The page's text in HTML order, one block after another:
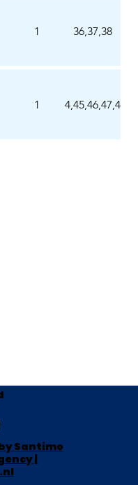
1 36,37,38
1 44,45,46,47,48
Santimo
|